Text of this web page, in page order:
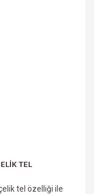
TEL
tel özelliği ile